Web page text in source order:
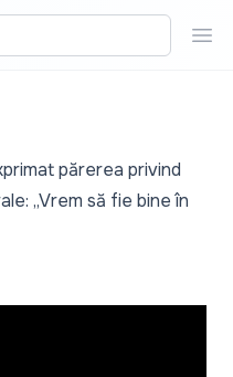
părerea privind
„Vrem să fie bine în